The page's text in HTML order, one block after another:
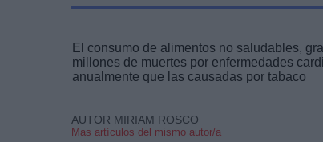
El consumo de alimentos no saludables,
millones de muertes por enfermedades
anualmente que las causadas por tabaco
AUTOR MIRIAM ROSCO
Mas artículos del mismo autor/a